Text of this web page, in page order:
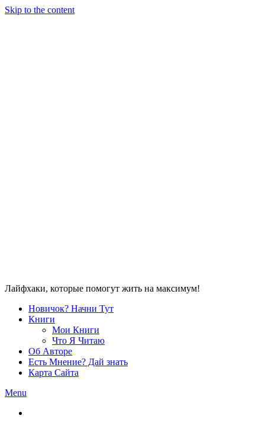
Skip to the content
Лайфхаки, которые помогут жить на максимум!
Новичок? Начни Тут
Книги
Мои Книги
Что Я Читаю
Об Авторе
Есть Мнение? Дай знать
Карта Сайта
Menu